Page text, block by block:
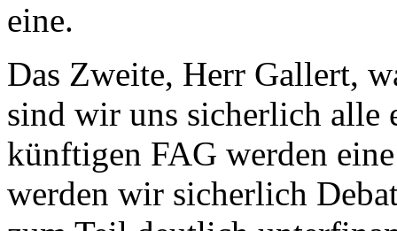
eine.
Das Zweite, Herr Gallert,
sind wir uns sicherlich alle
künftigen FAG werden
werden wir sicherlich